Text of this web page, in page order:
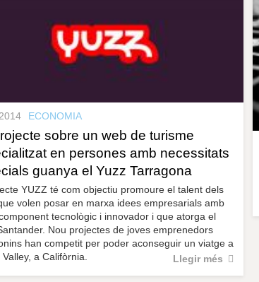
ECONOMIA
sobre un web de turisme
en persones amb necessitats
guanya el Yuzz Tarragona
YUZZ té com objectiu promoure el talent dels
volen posar en marxa idees empresarials amb
tecnològic i innovador i que atorga el
Nou projectes de joves emprenedors
han competit per poder aconseguir un viatge a
a Califòrnia.
Llegir més